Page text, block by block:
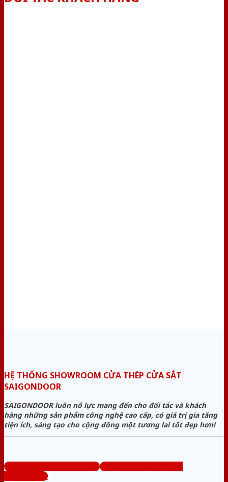
HỆ THỐNG SHOWROOM CỬA THÉP CỬA SẮT
SAIGONDOOR
SAIGONDOOR luôn nỗ lực mang đến cho đối tác và khách
hàng những sản phẩm công nghệ cao cấp, có giá trị gia tăng
tiện ích, sáng tạo cho cộng đồng một tương lai tốt đẹp hơn!
www.cuanhuacomposite.org
Tổng đài tư vấn miễn phí:
0824.400.400